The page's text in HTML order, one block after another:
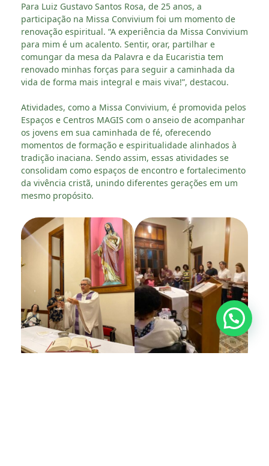
Para Luiz Gustavo Santos Rosa, de 25 anos, a
participação na Missa Convivium foi um momento de
renovação espiritual. “A experiência da Missa Convivium
para mim é um acalento. Sentir, orar, partilhar e
comungar da mesa da Palavra e da Eucaristia tem
renovado minhas forças para seguir a caminhada da
vida de forma mais integral e mais viva!”, destacou.
Atividades, como a Missa Convivium, é promovida pelos
Espaços e Centros MAGIS com o anseio de acompanhar
os jovens em sua caminhada de fé, oferecendo
momentos de formação e espiritualidade alinhados à
tradição inaciana. Sendo assim, essas atividades se
consolidam como espaços de encontro e fortalecimento
da vivência cristã, unindo diferentes gerações em um
mesmo propósito.